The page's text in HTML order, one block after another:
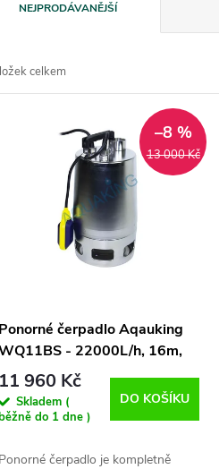
NEJPRODÁVANĚJŠÍ
celkem
13 000 Kč
–8 %
Ponorné čerpadlo Aqauking
- 22000L/h, 16m,
1100W
11 960 Kč
Skladem (
do 1 dne )
DO KOŠÍKU
Ponorné čerpadlo je kompletně